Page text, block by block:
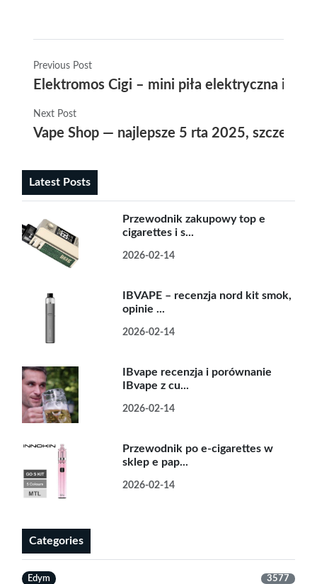
Previous Post
Elektromos Cigi – mini piła elektryczna
Next Post
Vape Shop — najlepsze 5 rta 2025,
Latest Posts
Przewodnik zakupowy top e
cigarettes i s...
2026-02-14
IBVAPE – recenzja nord kit smok,
opinie ...
2026-02-14
IBvape recenzja i porównanie
IBvape z cu...
2026-02-14
Przewodnik po e-cigarettes w
sklep e pap...
2026-02-14
Categories
Edym 3577